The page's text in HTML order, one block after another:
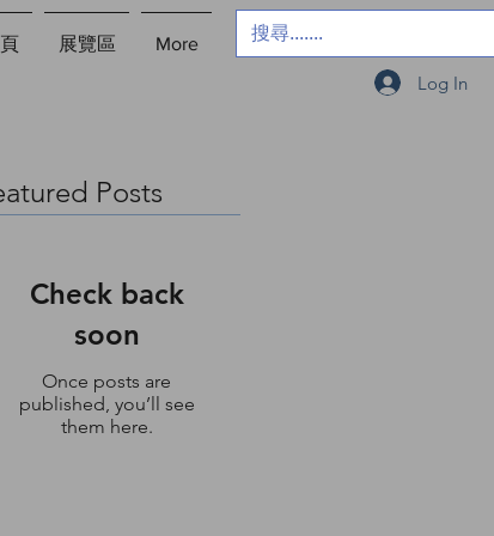
展覽區 More
Log In
Posts
Check back
soon
Once posts are
published, you’ll see
them here.